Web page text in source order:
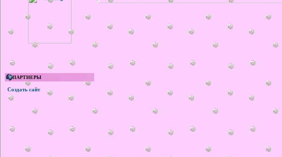
ПАРТНЕРЫ
Создать сайт